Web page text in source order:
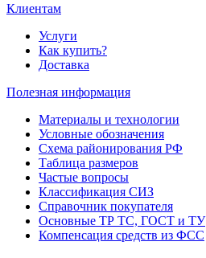
Клиентам
Услуги
Как купить?
Доставка
Полезная информация
Материалы и технологии
Условные обозначения
Схема районирования РФ
Таблица размеров
Частые вопросы
Классификация СИЗ
Справочник покупателя
Основные ТР ТС, ГОСТ и ТУ
Компенсация средств из ФСС